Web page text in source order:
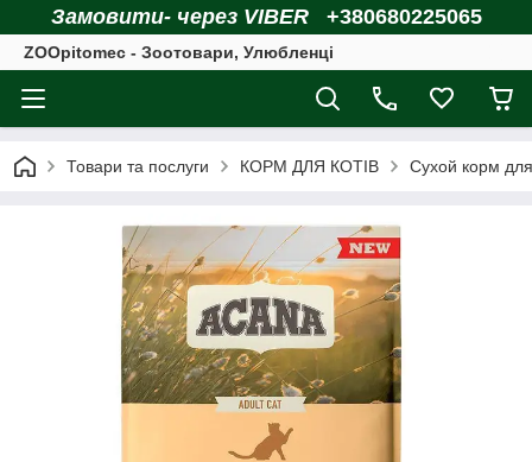
Замовити- через VIBER +380680225065
ZOOpitomec - Зоотовари, Улюбленці
Товари та послуги КОРМ ДЛЯ КОТІВ Сухой корм